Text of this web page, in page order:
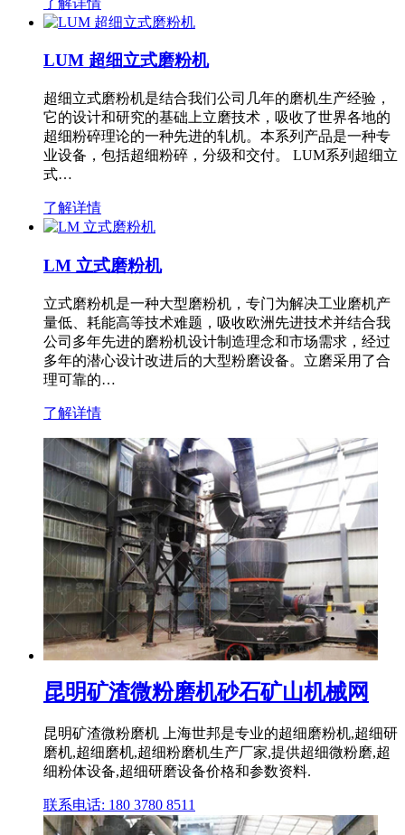
LUM 超细立式磨粉机
超细立式磨粉机是结合我们公司几年的磨机生产经验，
它的设计和研究的基础上立磨技术，吸收了世界各地的
超细粉碎理论的一种先进的轧机。本系列产品是一种专
业设备，包括超细粉碎，分级和交付。 LUM系列超细立
式…
了解详情
LM 立式磨粉机
立式磨粉机是一种大型磨粉机，专门为解决工业磨机产
量低、耗能高等技术难题，吸收欧洲先进技术并结合我
公司多年先进的磨粉机设计制造理念和市场需求，经过
多年的潜心设计改进后的大型粉磨设备。立磨采用了合
理可靠的…
了解详情
昆明矿渣微粉磨机砂石矿山机械网
昆明矿渣微粉磨机 上海世邦是专业的超细磨粉机,超细研
磨机,超细磨机,超细粉磨机生产厂家,提供超细微粉磨,超
细粉体设备,超细研磨设备价格和参数资料.
联系电话: 180 3780 8511